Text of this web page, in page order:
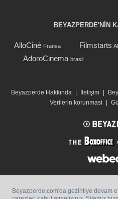
BEYAZPERDE'NIN
AlloCiné Fransa Filmstarts
AdoroCinema brasil
Beyazperde Hakkında | İletişim |
Verilerin korunmasi
|
Beyazperde.com'da gezintiye devam